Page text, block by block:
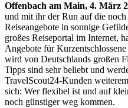
Offenbach am Main, 4. März
und mit ihr der Run auf die
Reiseangebote in sonnige
großes Reiseportal im Internet,
Angebote für
wird von Deutschlands großen
Tipps sind sehr beliebt und
TravelScout24-Kunden
sich: Wer flexibel ist und auf
noch günstiger weg kommen.